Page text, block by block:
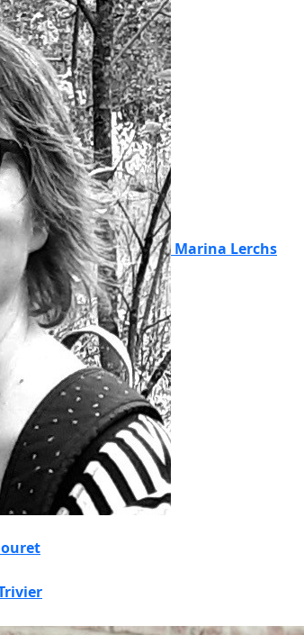
Marina Lerchs